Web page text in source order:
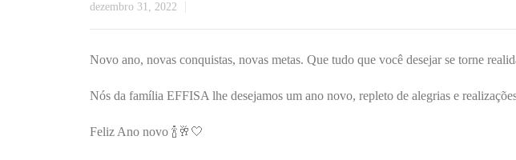
dezembro 31, 2022
Novo ano, novas conquistas, novas metas. Que tudo que você desejar se torne
Nós da família EFFISA lhe desejamos um ano novo, repleto de alegrias e
Feliz Ano novo 🍾🥂🤍